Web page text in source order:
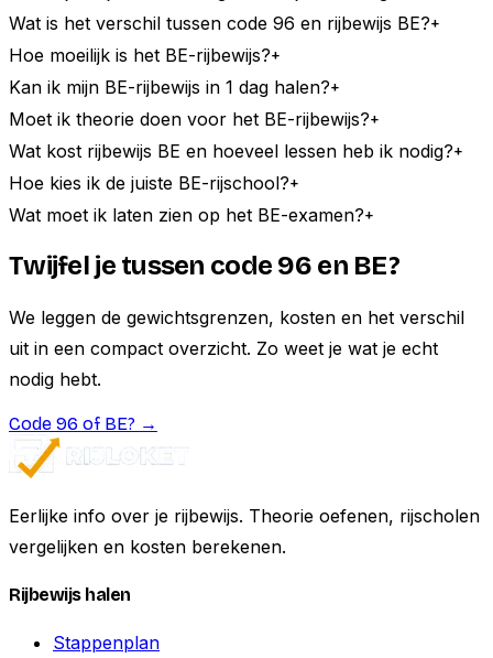
Wat is het verschil tussen code 96 en rijbewijs BE?+
Hoe moeilijk is het BE-rijbewijs?+
Kan ik mijn BE-rijbewijs in 1 dag halen?+
Moet ik theorie doen voor het BE-rijbewijs?+
Wat kost rijbewijs BE en hoeveel lessen heb ik nodig?+
Hoe kies ik de juiste BE-rijschool?+
Wat moet ik laten zien op het BE-examen?+
Twijfel je tussen code 96 en BE?
We leggen de gewichtsgrenzen, kosten en het verschil
uit in een compact overzicht. Zo weet je wat je echt
nodig hebt.
Code 96 of BE? →
Eerlijke info over je rijbewijs. Theorie oefenen, rijscholen
vergelijken en kosten berekenen.
Rijbewijs halen
Stappenplan